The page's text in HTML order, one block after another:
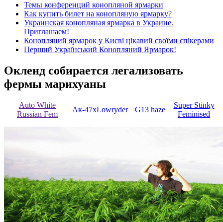
Темы конференций конопляной ярмарки
Как купить билет на конопляную ярмарку?
Украинская конопляная ярмарка в Украине.
Приглашаем!
Конопляний ярмарок у Києві цікавий своїми спікерами
Перший Український Конопляний Ярмарок!
Окленд собирается легализовать
фермы марихуаны
Auto White
Russian Fem
Ак-47хLowryder G13 haze
Super Stinky
Feminised